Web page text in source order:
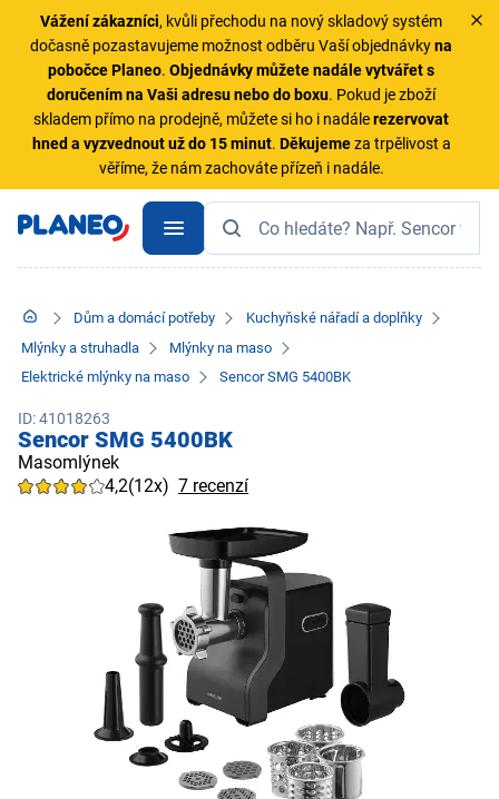
Vážení zákazníci, kvůli přechodu na nový skladový systém
dočasně pozastavujeme možnost odběru Vaší objednávkyna
pobočce Planeo.Objednávky můžete nadále vytvářet s
doručením na Vaši adresu nebo do boxu. Pokud je zboží
skladem přímo na prodejně, můžete si ho i nadálerezervovat
hned a vyzvednout už do 15 minut. Děkujemeza trpělivost a
věříme, že nám zachováte přízeň i nadále.
Dům a domácí potřeby
Kuchyňské nářadí a doplňky
Mlýnky a struhadla
Mlýnky na maso
Elektrické mlýnky na maso
Sencor SMG 5400BK
ID: 41018263
Sencor SMG 5400BK
Masomlýnek
4,2(12x) 7 recenzí